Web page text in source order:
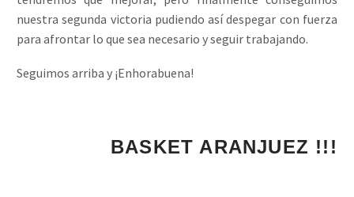
nuestra segunda victoria pudiendo así despegar con fuerza
para afrontar lo que sea necesario y seguir trabajando.
Seguimos arriba y ¡Enhorabuena!
¡¡¡ 1, 2, 3...